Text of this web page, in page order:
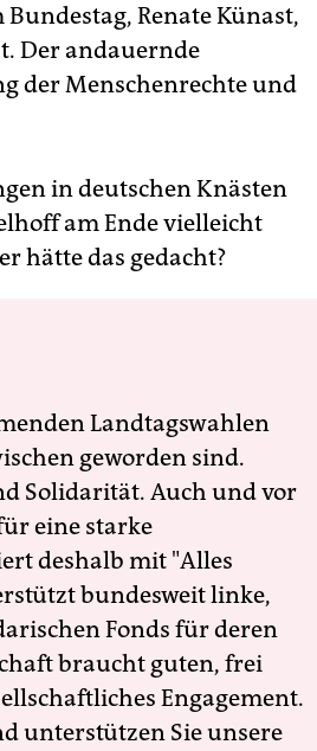
Renate Künast,
Der andauernde
der Menschenrechte und
in deutschen Knästen
am Ende vielleicht
hätte das gedacht?
Landtagswahlen
geworden sind.
Solidarität. Auch und vor
eine starke
deshalb mit "Alles
bundesweit linke,
Fonds für deren
braucht guten, frei
Engagement.
unterstützen Sie unsere